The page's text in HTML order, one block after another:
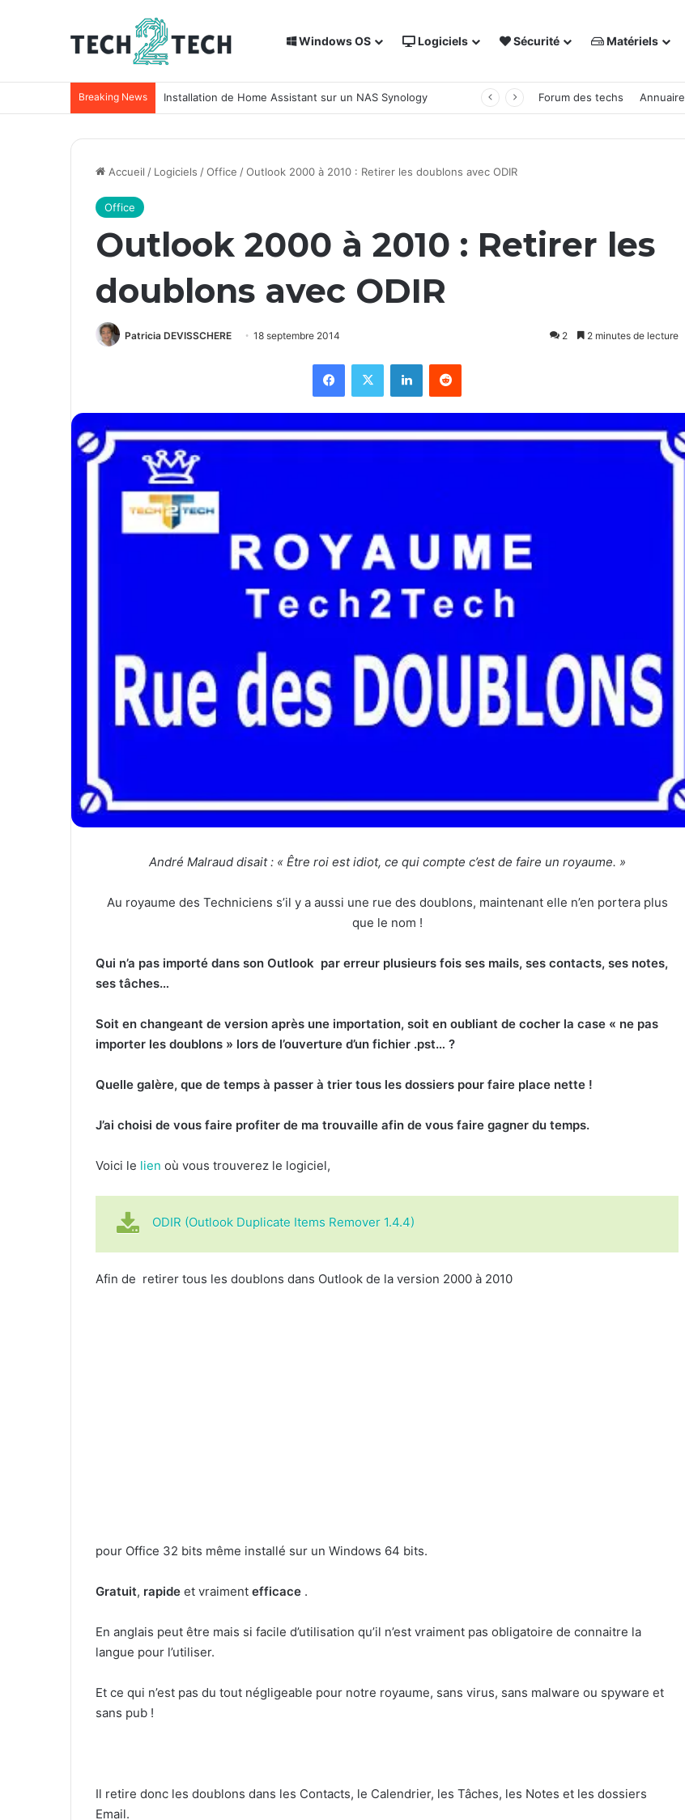
Windows OS Logiciels Sécurité Matériels
Breaking News Installation de Home Assistant sur un NAS Synology Forum des techs Annuaire
Accueil / Logiciels /Office /Outlook 2000 à 2010 : Retirer les doublons avec ODIR
Office
Outlook 2000 à 2010 : Retirer les
doublons avec ODIR
Patricia DEVISSCHERE 18 septembre 2014 2 2 minutes de lecture
André Malraud disait : « Être roi est idiot, ce qui compte c’est de faire un royaume. »
Au royaume des Techniciens s’il y a aussi une rue des doublons, maintenant elle n’en portera plus
que le nom !
Qui n’a pas importé dans son Outlook par erreur plusieurs fois ses mails, ses contacts, ses notes,
ses tâches…
Soit en changeant de version après une importation, soit en oubliant de cocher la case « ne pas
importer les doublons » lors de l’ouverture d’un fichier .pst… ?
Quelle galère, que de temps à passer à trier tous les dossiers pour faire place nette !
J’ai choisi de vous faire profiter de ma trouvaille afin de vous faire gagner du temps.
Voici le lien où vous trouverez le logiciel,
ODIR (Outlook Duplicate Items Remover 1.4.4)
Afin de retirer tous les doublons dans Outlook de la version 2000 à 2010
pour Office 32 bits même installé sur un Windows 64 bits.
Gratuit, rapide et vraiment efficace .
En anglais peut être mais si facile d’utilisation qu’il n’est vraiment pas obligatoire de connaitre la
langue pour l’utiliser.
Et ce qui n’est pas du tout négligeable pour notre royaume, sans virus, sans malware ou spyware et
sans pub !
Il retire donc les doublons dans les Contacts, le Calendrier, les Tâches, les Notes et les dossiers
Email.